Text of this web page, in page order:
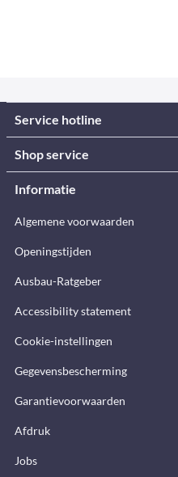
Service hotline
Shop service
Informatie
Algemene voorwaarden
Openingstijden
Ausbau-Ratgeber
Accessibility statement
Cookie-instellingen
Gegevensbescherming
Garantievoorwaarden
Afdruk
Jobs